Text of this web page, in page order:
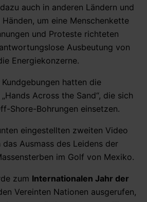
auch in anderen Ländern und
um eine Menschenkette
und Proteste richteten
Ausbeutung von
Energiekonzerne.
hatten die
Across the Sand“, die sich
Shore-Bohrungen einsetzen.
eingestellten zweiten Video
Ausmass des Leidens der
im Golf von Mexiko.
zum Internationalen Jahr der
Vereinten Nationen ausgerufen,